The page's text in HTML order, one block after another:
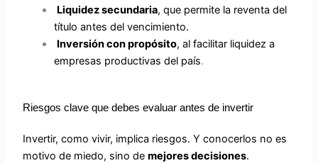
Liquidez secundaria, que permite la reventa del
título antes del vencimiento.
Inversión con propósito, al facilitar liquidez a
empresas productivas del país.
Riesgos clave que debes evaluar antes de invertir
Invertir, como vivir, implica riesgos. Y conocerlos no es
motivo de miedo, sino demejores decisiones.